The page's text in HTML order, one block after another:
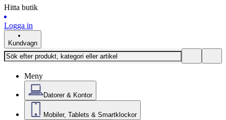
Hitta butik
Logga in
Kundvagn
Meny
Datorer & Kontor
Mobiler, Tablets & Smartklockor